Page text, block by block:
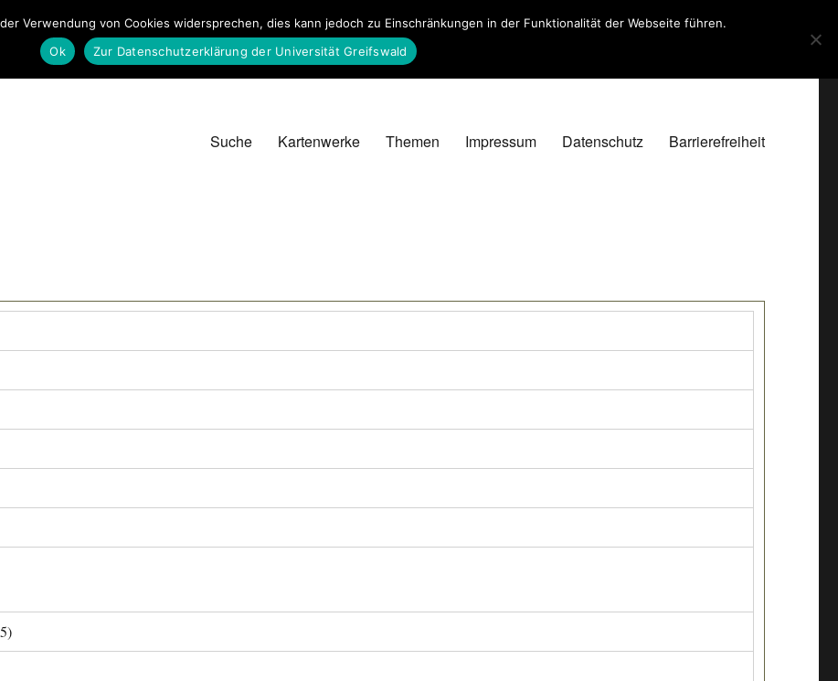
Suche Kartenwerke Themen Impressum Datenschutz Barrierefreiheit
Verwendung von Cookies widersprechen, dies kann jedoch zu Einschränkungen in der Funktionalität der Webseite führen.
Ok
Zur Datenschutzerklärung der Universität Greifswald